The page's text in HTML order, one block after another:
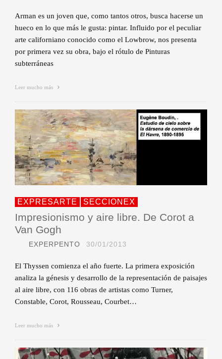
Arman es un joven que, como tantos otros, busca hacerse un
hueco en lo que más le gusta: pintar. Influido por el peculiar
arte californiano conocido como el Lowbrow, nos presenta
por primera vez su obra, bajo el rótulo de Pinturas
subterráneas
Leer mucho más
EXPRESARTE SECCIONEX
Impresionismo y aire libre. De Corot a
Van Gogh
EXPERPENTO 30/01/2013
El Thyssen comienza el año fuerte. La primera exposición
analiza la génesis y desarrollo de la representación de paisajes
al aire libre, con 116 obras de artistas como Turner,
Constable, Corot, Rousseau, Courbet…
Leer mucho más